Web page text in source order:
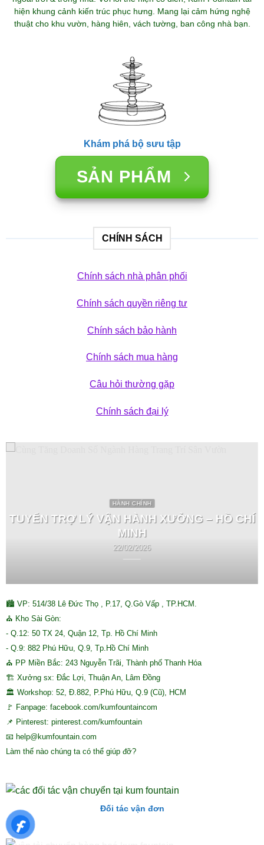
hiện khung cảnh kiến trúc phục hưng. Mang lại cảm hứng nghệ
thuật cho khu vườn, hàng hiên, vách tường, ban công nhà bạn.
Khám phá bộ sưu tập
SẢN PHẨM
CHÍNH SÁCH
Chính sách nhà phân phối
Chính sách quyền riêng tư
Chính sách bảo hành
Chính sách mua hàng
Câu hỏi thường gặp
Chính sách đại lý
HÀNH CHÍNH
TUYỂN TRỢ LÝ VẬN HÀNH XƯỞNG – HỒ CHÍ
MINH
22/02/2026
🏙 VP: 514/38 Lê Đức Thọ , P.17, Q.Gò Vấp , TP.HCM.
⛪ Kho Sài Gòn:
- Q.12: 50 TX 24, Quận 12, Tp. Hồ Chí Minh
- Q.9: 882 Phú Hữu, Q.9, Tp.Hồ Chí Minh
⛪ PP Miền Bắc: 243 Nguyễn Trãi, Thành phố Thanh Hóa
🏗 Xưởng sx: Đắc Lợi, Thuận An, Lâm Đồng
🏛 Workshop: 52, Đ.882, P.Phú Hữu, Q.9 (Cũ), HCM
🚩 Fanpage: facebook.com/kumfountaincom
📌 Pinterest: pinterest.com/kumfountain
📧 help@kumfountain.com
Làm thế nào chúng ta có thể giúp đỡ?
Đối tác vận đơn